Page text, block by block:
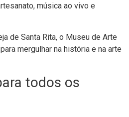
música ao vivo e
de Santa Rita, o Museu de Arte
mergulhar na história e na arte
todos os